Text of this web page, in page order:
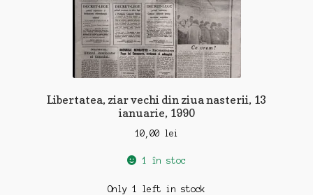
Libertatea, ziar vechi din ziua nasterii, 13
ianuarie, 1990
10,00 lei
1 în stoc
Only 1 left in stock